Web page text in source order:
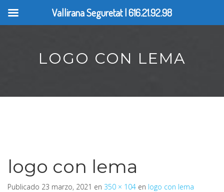
LOGO CON LEMA
logo con lema
Publicado 23 marzo, 2021 en 350 × 104 en logo con lema
Vallirana Seguretat | 616.21.92.98